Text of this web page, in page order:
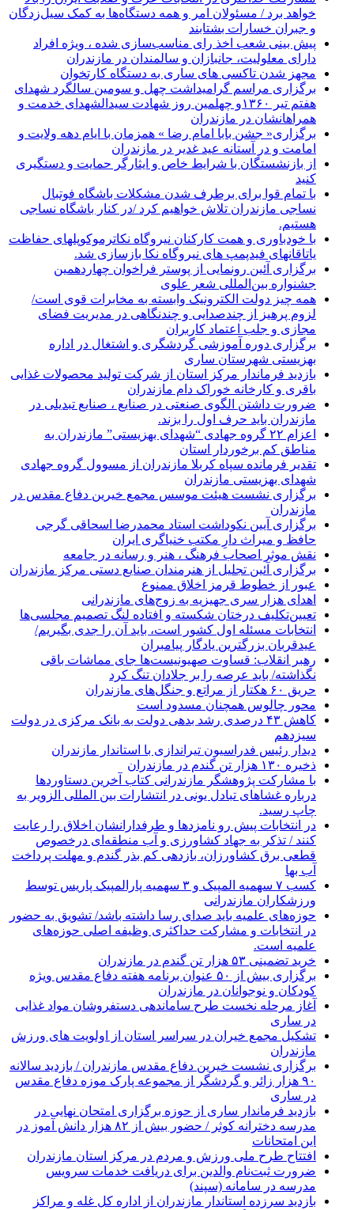
خواهد برد / مسئولان امر و همه دستگاه‌ها به کمک سیل‌زدگان
و جبران خسارات بشتابند
پیش بینی شعب اخذ رای مناسب‌سازی شده ، ویژه افراد
دارای معلولیت، جانبازان و سالمندان در مازندران
مجهز شدن تاکسی های ساری به دستگاه کارتخوان
برگزاری مراسم گرامیداشت چهل و سومین سالگرد شهدای
هفتم تیر ۱۳۶۰و چهلمین روز شهادت سیدالشهدای خدمت و
همراهانشان در مازندران
برگزاری« جشن بابا امام رضا » همزمان با ایام دهه ولایت و
امامت و در آستانه عید غدیر در مازندران
از بازنشستگان با شرایط خاص و ایثارگر حمایت و دستگیری
کنید
با تمام قوا برای برطرف شدن مشکلات باشگاه فوتبال
نساجی مازندران تلاش خواهیم کرد /در کنار باشگاه نساجی
هستیم.
با خودباوری و همت کارکنان نیروگاه نکاترموکوپلهای حفاظت
یاتاقانهای فیدپمپ های نیروگاه نکا بازسازی شد.
برگزاری آئین رونمایی از پوستر فراخوان چهاردهمین
جشنواره بین‌المللی شعر علوی
همه چیز دولت الکترونیک وابسته به مخابرات قوی است/
لزوم پرهیز از چندصدایی و چندنگاهی در مدیریت فضای
مجازی و جلب اعتماد کاربران
برگزاری دوره آموزشی گردشگری و اشتغال در اداره
بهزیستی شهرستان ساری
بازدید فرماندار مرکز استان از شرکت تولید محصولات غذایی
باقری و کارخانه خوراک دام مازندران
ضرورت داشتن الگوی صنعتی در صنایع ، صنایع تبدیلی در
مازندران باید حرف اول را بزند.
اعزام ۲۲ گروه جهادی “شهدای بهزیستی” مازندران به
مناطق کم برخوردار استان
تقدیر فرمانده سپاه کربلا مازندران از مسوول گروه جهادی
شهدای بهزیستی مازندران
برگزاری نشست هیئت موسس مجمع خیرین دفاع مقدس در
مازندران
برگزاری آیین نکوداشت استاد محمدرضا اسحاقی گرجی
حافظ و میراث دارِ مکتب خنیاگری ایران
نقش موثر اصحاب فرهنگ ، هنر و رسانه در جامعه
برگزاری آئین تجلیل از هنرمندان صنایع دستی مرکز مازندران
عبور از خطوط قرمز اخلاق ممنوع
اهدای هزار سری جهیزیه به زوج‌های مازندرانی
تعیین‌تکلیف درختان شکسته و افتاده لنگ تصمیم مجلسی‌ها
انتخابات مسئله اول کشور است، باید آن را جدی بگیریم/
عیدقربان بزرگترین یادگار پیامبران
رهبر انقلاب: قساوت صهیونیست‌ها جای مماشات باقی
نگذاشته/ باید عرصه را بر جلادان تنگ کرد
حریق ۶۰ هکتار از مراتع و جنگل‌های مازندران
محور چالوس همچنان مسدود است
کاهش ۴۳ درصدی رشد بدهی دولت به بانک مرکزی در دولت
سیزدهم
دیدار رئیس فدراسیون تیراندازی با استاندار مازندران
ذخیره ۱۳۰ هزار تن گندم در مازندران
با مشارکت پژوهشگر مازندرانی كتاب آخرین دستاوردها
درباره غشاهای تبادل یونی در انتشارات بین المللی الزویر به
چاپ رسید.
در انتخابات پیش رو نامزدها و طرفدارانشان اخلاق را رعایت
کنند / تذکر به جهاد کشاورزی و آب منطقه‌ای درخصوص
قطعی برق کشاورزان، بازدهی کم بذر گندم و مهلت پرداخت
آب بها
کسب ۷ سهمیه المپیک و ۳ سهمیه پارالمپیک پاریس توسط
ورزشکاران مازندرانی
حوزه‌های علمیه باید صدای رسا داشته باشد/ تشویق به حضور
در انتخابات و مشارکت حداکثری وظیفه اصلی حوزه‌های
علمیه است.
خرید تضمینی ۵۳ هزار تن گندم در مازندران
برگزاری بیش از ۵۰ عنوان برنامه هفته دفاع مقدس ویژه
کودکان و نوجوانان در مازندران
آغاز مرحله نخست طرح ساماندهی دستفروشان مواد غذایی
در ساری
تشکیل مجمع خیران در سراسر استان از اولویت های ورزش
مازندران
برگزاری نشست خیرین دفاع مقدس مازندران / بازدید سالانه
۹۰ هزار زائر و گردشگر از مجموعه پارک موزه دفاع مقدس
در ساری
بازدید فرماندار ساری از حوزه برگزاری امتحان نهایی در
مدرسه دخترانه کوثر / حضور بیش از ۸۲ هزار دانش آموز در
این امتحانات
افتتاح طرح ملی ورزش و مردم در مرکز استان مازندران
ضرورت ثبت‌نام والدین برای دریافت خدمات سرویس
مدرسه در سامانه (سپند)
بازدید سرزده استاندار مازندران از اداره کل غله و مراکز